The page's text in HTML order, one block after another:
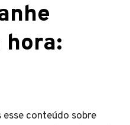
esse conteúdo sobre